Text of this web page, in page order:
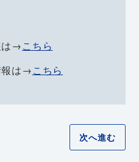
は→こちら
報は→こちら
次へ進む